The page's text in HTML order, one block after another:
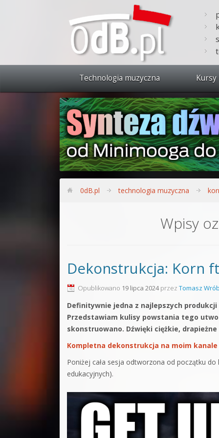
Technologia muzyczna Kursy
Bitwig
Sound
Kontakt
Pakiety
0dB.pl technologia muzyczna
Wpisy
Dekonstrukcja: Korn
Opublikowano 19 lipca 2024przez Tomasz
Definitywnie jedna z najlepszych
Przedstawiam kulisy powstania tego
skonstruowano. Dźwięki ciężkie,
Kompletna dekonstrukcja na moim kanale
Poniżej cała sesja odtworzona od początku
edukacyjnych).